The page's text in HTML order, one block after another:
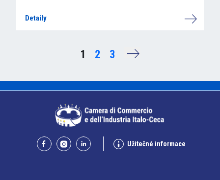
Detaily
1 2 3
Užitečné informace